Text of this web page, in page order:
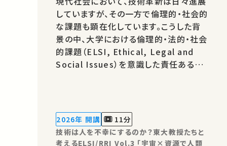
していますが、その一方で倫理的・社会的
な課題も顕在化しています。こうした背
景の中、大学における倫理的・法的・社会
的課題（ELSI, Ethical, Legal and
Social Issues）を意識した責任ある研
の目的は、工学が関わる様々な分野にお
ける技術とその社会的影響について、
我々…
2026年 開講
11分
技術は人を不幸にするのか？東大教授たちと
考えるELSI/RRI Vol.3 「宇宙×資源で人類